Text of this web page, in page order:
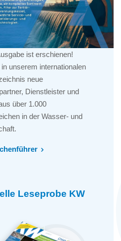
ist erschienen!
unserem internationalen
neue
Dienstleister und
über 1.000
in der Wasser- und
Leseprobe KW